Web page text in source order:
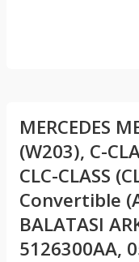
MERCEDES
(W203), C-
CLC-CLASS
Convertible
BALATASI
5126300AA,